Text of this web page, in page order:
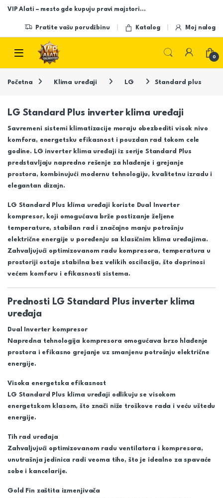
Skip to navigation
Skip to content
VIP Alati – mesto gde kupuju pravi majstori…
Pratite vašu porudžbinu Katalog Moj nalog
Open
0
Početna Klima uređaji LG Standard plus
LG Standard Plus inverter klima uređaji
Savremeni sistemi klimatizacije moraju obezbediti visok nivo
komfora, energetsku efikasnost i pouzdan rad tokom cele
godine.
LG inverter klima uređaji iz serije Standard Plus
predstavljaju napredno rešenje za hlađenje i grejanje
prostora, kombinujući modernu tehnologiju, kvalitetnu izradu i
elegantan dizajn.
LG Standard Plus klima uređaji koriste
Dual Inverter
kompresor, koji omogućava brže postizanje željene
temperature, stabilan rad i značajno manju potrošnju
električne energije u poređenju sa klasičnim klima uređajima.
Zahvaljujući optimizovanom radu kompresora, temperatura u
prostoriji ostaje stabilna bez velikih oscilacija, što doprinosi
većem komforu i efikasnosti sistema.
Prednosti LG Standard Plus inverter klima
uređaja
Dual Inverter kompresor
Napredna tehnologija kompresora omogućava brzo hlađenje
prostora i efikasno grejanje uz smanjenu potrošnju električne
energije.
Visoka energetska efikasnost
LG Standard Plus klima uređaji odlikuju se visokom
energetskom klasom, što znači niže troškove rada i veću uštedu
energije.
Tih rad uređaja
Zahvaljujući optimizovanom radu ventilatora i kompresora,
unutrašnja jedinica radi veoma tiho, što je idealno za spavaće
sobe i kancelarije.
Gold Fin zaštita izmenjivača